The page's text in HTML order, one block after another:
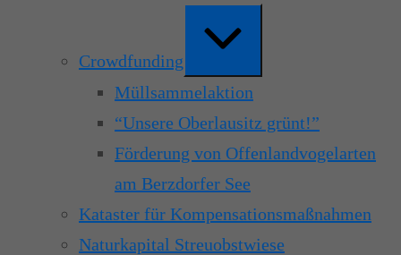
Crowdfunding
Müllsammelaktion
“Unsere Oberlausitz grünt!”
Förderung von Offenlandvogelarten
am Berzdorfer See
Kataster für Kompensationsmaßnahmen
Naturkapital Streuobstwiese